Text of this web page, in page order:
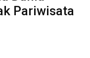
Pariwisata